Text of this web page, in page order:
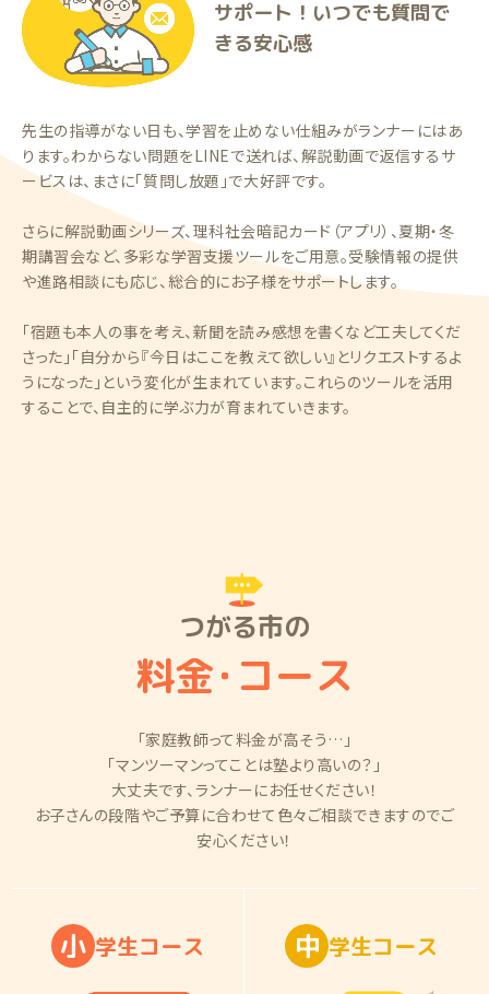
サポート！いつでも質問で
きる安心感
先生の指導がない日も、学習を止めない仕組みがランナーにはあ
ります。わからない問題をLINEで送れば、解説動画で返信するサ
ービスは、まさに「質問し放題」で大好評です。
さらに解説動画シリーズ、理科社会暗記カード（アプリ）、夏期・冬
期講習会など、多彩な学習支援ツールをご用意。受験情報の提供
や進路相談にも応じ、総合的にお子様をサポートします。
「宿題も本人の事を考え、新聞を読み感想を書くなど工夫してくだ
さった」「自分から『今日はここを教えて欲しい』とリクエストするよ
うになった」という変化が生まれています。これらのツールを活用
することで、自主的に学ぶ力が育まれていきます。
つがる市の
料金・コース
「家庭教師って料金が高そう…」
「マンツーマンってことは塾より高いの？」
大丈夫です、ランナーにお任せください！
お子さんの段階やご予算に合わせて色々ご相談できますのでご
安心ください！
小 学生コース 中 学生コース